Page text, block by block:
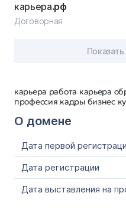
карьера работа карьера
профессия кадры бизнес
О домене
Дата первой
Дата регистрации
Дата выставления на
карьера.рф
Договорная